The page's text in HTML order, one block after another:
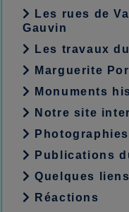
Les rues de
Gauvin
Les travaux
Marguerite
Monuments
Notre site
Publications
Quelques
Réactions